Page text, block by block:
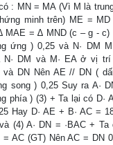
: MN = MA (Vì M là
minh trên) ME =
MAE = ∆ MND (c – g -
ứng ) 0,25 và N· DM
DM và M· EA ở vị trí
DN Nên AE // DN (
song ) 0,25 Suy ra A·
phía ) (3) + Ta lại có D·
Hay D· AE + B· AC =
(4) A· DN = ·BAC +
= AC (GT) Nên AC = DN